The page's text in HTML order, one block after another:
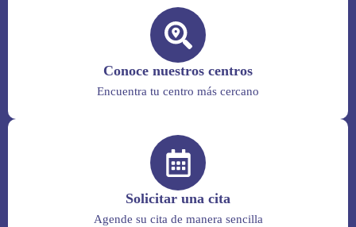
Conoce nuestros centros
Encuentra tu centro más cercano
Solicitar una cita
Agende su cita de manera sencilla